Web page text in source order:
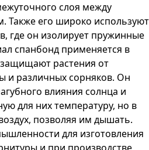
слоя между
Также его широко используют
где он изолирует пружинные
спанбонд применяется в
растения от
и различных сорняков. Он
влияния солнца и
для них температуру, но в
позволяя им дышать.
для изготовления